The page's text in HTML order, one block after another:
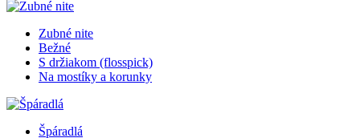
Zubné nite
Bežné
S držiakom (flosspick)
Na mostíky a korunky
Špáradlá